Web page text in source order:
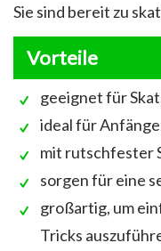
Sie sind bereit zu
Vorteile
geeignet für
ideal für
mit rutschfester
sorgen für eine
großartig, um
Tricks